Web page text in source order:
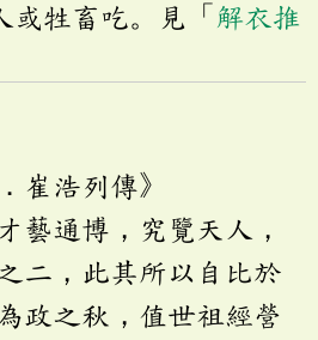
或牲畜吃。見「 解衣推
崔浩列傳》
藝通博，究覽天人，
二，此其所以自比於
政之秋，值世祖經營